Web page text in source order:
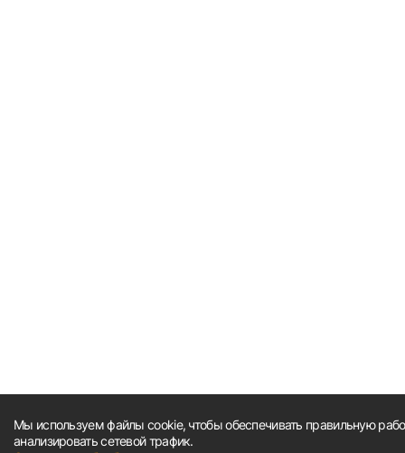
Мы используем файлы cookie, чтобы обеспечивать правильную
анализировать сетевой трафик.